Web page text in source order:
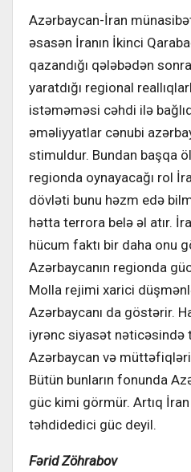
Azərbaycan-İran
əsasən İranın İkinci
qazandığı qələbədən
yaratdığı regional
istəməməsi cəhdi ilə
əməliyyatlar cənubi
stimuldur. Bundan başqa
regionda oynayacağı rol
dövləti bunu həzm edə
hətta terrora belə əl atır.
hücum faktı bir daha onu
Azərbaycanın regionda
Molla rejimi xarici
Azərbaycanı da göstərir.
iyrənc siyasət nəticəsində
Azərbaycan və
Bütün bunların fonunda
güc kimi görmür. Artıq
təhdidedici güc deyil.
Fərid Zöhrabov